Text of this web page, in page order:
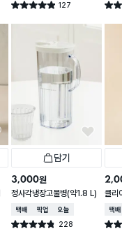
별점 4.9점 127
건 작성 별점
담기
3,000원
정사각냉장고물병(약1.8 L)
택배배송매장픽업오늘배송
별점 4.8점 228
건 작성
클리
택배
별점